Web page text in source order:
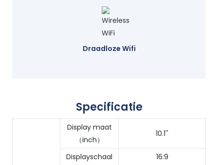
Draadloze Wifi
Specificatie
Display maat
（inch）
10.1''
Displayschaal
16:9